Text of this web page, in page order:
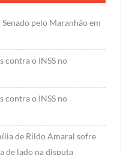
pelo Maranhão em
contra o INSS no
contra o INSS no
de Rildo Amaral sofre
de lado na disputa